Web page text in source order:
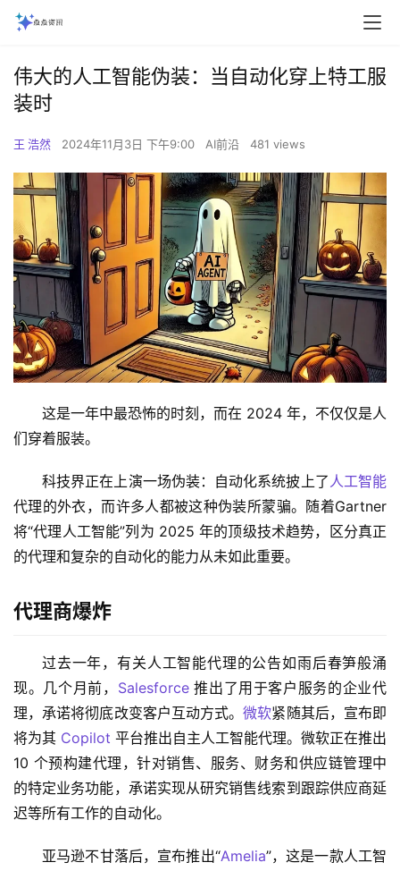
伟大的人工智能伪装：当自动化穿上特工服
装时
王 浩然 2024年11月3日 下午9:00 AI前沿 481 views
这是一年中最恐怖的时刻，而在 2024 年，不仅仅是人
们穿着服装。
科技界正在上演一场伪装：自动化系统披上了人工智能
代理的外衣，而许多人都被这种伪装所蒙骗。随着Gartner
将“代理人工智能”列为 2025 年的顶级技术趋势，区分真正
的代理和复杂的自动化的能力从未如此重要。
代理商爆炸
过去一年，有关人工智能代理的公告如雨后春笋般涌
现。几个月前， Salesforce 推出了用于客户服务的企业代
理，承诺将彻底改变客户互动方式。微软紧随其后，宣布即
将为其 Copilot 平台推出自主人工智能代理。微软正在推出
10 个预构建代理，针对销售、服务、财务和供应链管理中
的特定业务功能，承诺实现从研究销售线索到跟踪供应商延
迟等所有工作的自动化。
亚马逊不甘落后，宣布推出“Amelia”，这是一款人工智